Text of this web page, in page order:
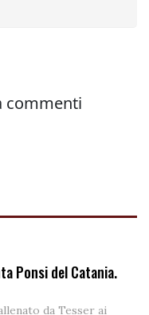
Ponsi del Catania.
da Tesser ai